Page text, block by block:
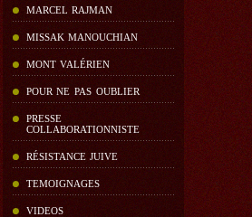
MARCEL RAJMAN
MISSAK MANOUCHIAN
MONT VALÉRIEN
POUR NE PAS OUBLIER
PRESSE
COLLABORATIONNISTE
RÉSISTANCE JUIVE
TEMOIGNAGES
VIDEOS